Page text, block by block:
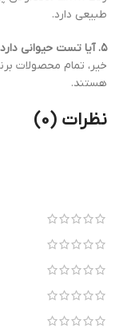
طبیعی دارد.
۵. آیا تست حیوانی دارد؟
هستند.
نظرات (0)